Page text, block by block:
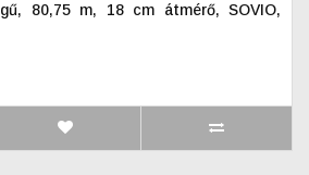
80,75 m, 18 cm átmérő, SOVIO,